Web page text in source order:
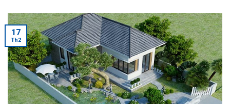
17
Th2